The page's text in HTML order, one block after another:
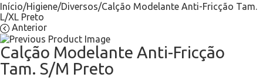
Início/Higiene/Diversos/Calção Modelante Anti-Fricção Tam.
L/XL Preto
Anterior
Calção Modelante Anti-Fricção
Tam. S/M Preto